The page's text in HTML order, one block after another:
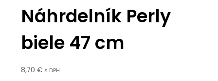
Náhrdelník Perly
biele 47 cm
8,70 € s DPH